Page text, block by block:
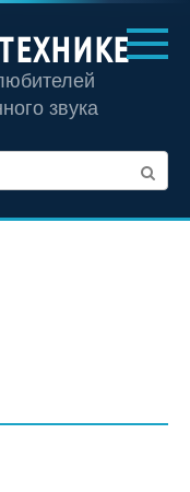
звука